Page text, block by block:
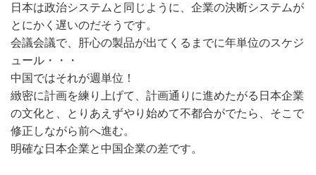
日本は政治システムと同じように、企業の決断システムが
とにかく遅いのだそうです。
会議会議で、肝心の製品が出てくるまでに年単位のスケジ
ュール・・・
中国ではそれが週単位！
緻密に計画を練り上げて、計画通りに進めたがる日本企業
の文化と、とりあえずやり始めて不都合がでたら、そこで
修正しながら前へ進む。
明確な日本企業と中国企業の差です。